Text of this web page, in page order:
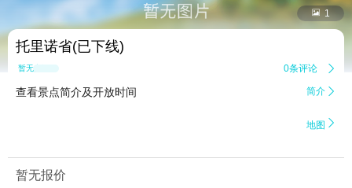
 1
托里诺省(已下线)
暂无点评 0条评论 
查看景点简介及开放时间 简介 
地图 
暂无报价